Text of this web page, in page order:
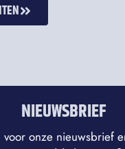
NIEUWSBRIEF
voor onze nieuwsbrief